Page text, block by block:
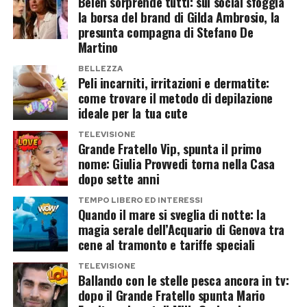
meno dispositivi usa-e-getta.
Il ritorno della nostalgia
tecnologica
Le cuffie cablate fanno parte di una tendenza
più ampia che sta riportando in auge oggetti
considerati superati fino a pochi anni fa: DVD,
cassette, vinili, fotocamere digitali compatte e
perfino macchine da scrivere.
È come se una parte della Generazione Z stesse
cercando un rapporto meno stressante con la
tecnologia. Meno notifiche, meno dipendenza
dalle batterie e meno ansia da connessione
continua.
coinvolgimento che va oltre la normalità.
Il ruolo delle emozioni
Alla base della dipendenza da acquisti online
spesso ci sono fattori emotivi. Stress, noia,
solitudine o frustrazione possono spingere a
cercare nello shopping una forma di
compensazione. L’acquisto diventa così una
risposta immediata a un disagio, ma non risolve
il problema alla radice. Al contrario, può
alimentare un circolo vizioso difficile da
interrompere.
Strategie per riprendere il controllo
Uscire da questo meccanismo è possibile, ma
la borsa del brand di Gilda Ambrosio, la
presunta compagna di Stefano De
Martino
BELLEZZA
Peli incarniti, irritazioni e dermatite:
come trovare il metodo di depilazione
ideale per la tua cute
TELEVISIONE
Grande Fratello Vip, spunta il primo
nome: Giulia Provvedi torna nella Casa
dopo sette anni
TEMPO LIBERO ED INTERESSI
Quando il mare si sveglia di notte: la
magia serale dell’Acquario di Genova tra
cene al tramonto e tariffe speciali
TELEVISIONE
Ballando con le stelle pesca ancora in tv:
dopo il Grande Fratello spunta Mario